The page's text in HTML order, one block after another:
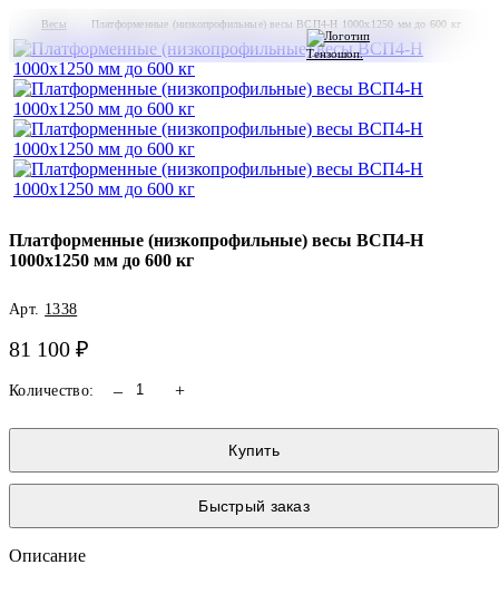
Автомобильные весы Гидравлические
Весы Платформенные (низкопрофильные) весы ВСП4-Н 1000х1250 мм до 600 кг
Платформенные (низкопрофильные) весы ВСП4-Н
1000х1250 мм до 600 кг
Арт. 1338
81 100 ₽
Количество: – +
Купить
Быстрый заказ
Описание